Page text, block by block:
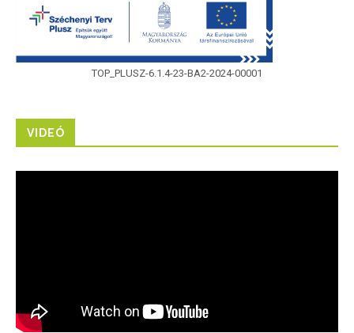
TOP_PLUSZ-6.1.4-23-BA2-2024-00001
VIDEÓ